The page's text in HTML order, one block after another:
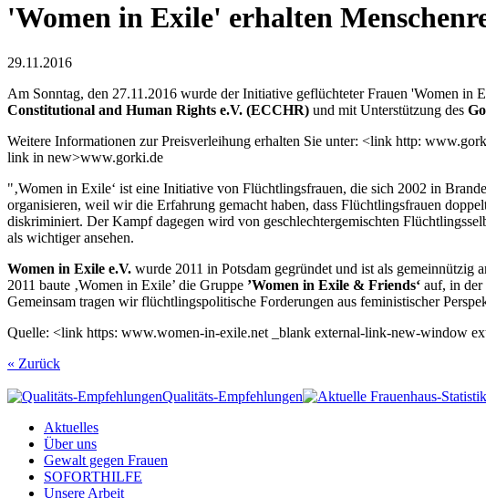
'Women in Exile' erhalten
29.11.2016
Am Sonntag, den 27.11.2016 wurde der Initiative geflüchteter Frauen 'Women in
Constitutional and Human Rights e.V. (ECCHR) und mit Unterstützung des
Weitere Informationen zur Preisverleihung erhalten Sie unter: <link http:
link in new>www.gorki.de
"‚Women in Exile‘ ist eine Initiative von Flüchtlingsfrauen, die sich 2002 in
organisieren, weil wir die Erfahrung gemacht haben, dass Flüchtlingsfrauen
diskriminiert. Der Kampf dagegen wird von geschlechtergemischten
als wichtiger ansehen.
Women in Exile e.V. wurde 2011 in Potsdam gegründet und ist als gemeinnützig
2011 baute ‚Women in Exile’ die Gruppe ’Women in Exile & Friends‘ auf, in der
Gemeinsam tragen wir flüchtlingspolitische Forderungen aus feministischer
Quelle: <link https: www.women-in-exile.net _blank external-link-new-window
« Zurück
Qualitäts-Empfehlungen
Aktuelles
Über uns
Gewalt gegen Frauen
SOFORTHILFE
Unsere Arbeit